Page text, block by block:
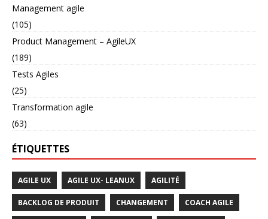
Management agile
(105)
Product Management – AgileUX
(189)
Tests Agiles
(25)
Transformation agile
(63)
ÉTIQUETTES
AGILE UX AGILE UX- LEANUX AGILITÉ
BACKLOG DE PRODUIT CHANGEMENT COACH AGILE